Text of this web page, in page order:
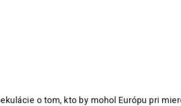
o tom, kto by mohol Európu pri